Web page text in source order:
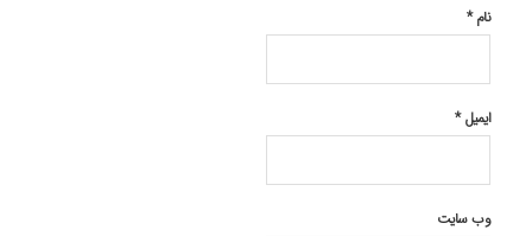
نام*
ایمیل*
وب‌ سایت